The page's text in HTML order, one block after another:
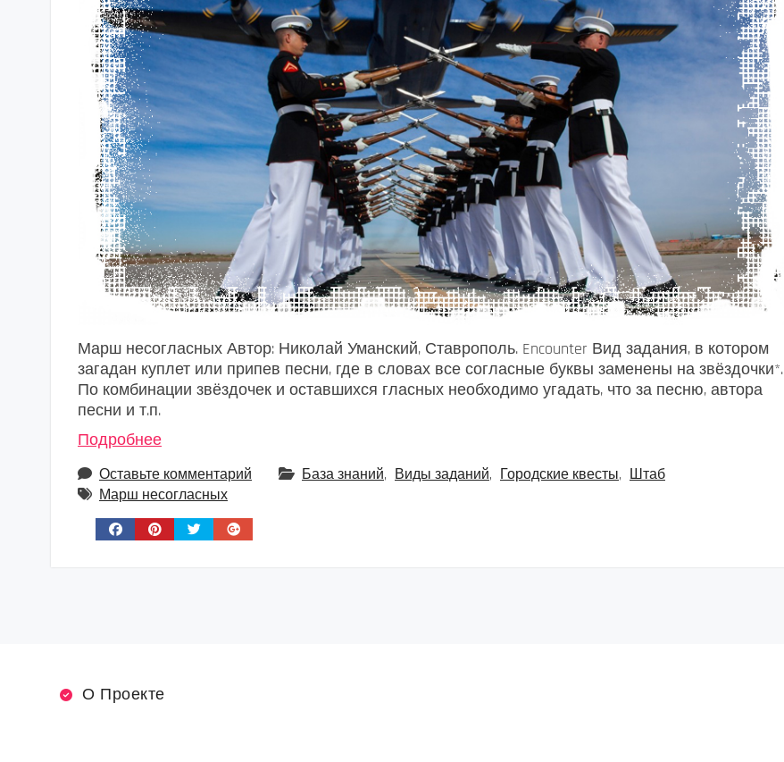
Марш несогласных Автор: Николай Уманский, Ставрополь. Encounter Вид задания, в котором
загадан куплет или припев песни, где в словах все согласные буквы заменены на звёздочки*.
По комбинации звёздочек и оставшихся гласных необходимо угадать, что за песню, автора
песни и т.п.
Подробнее
Оставьте комментарий База знаний, Виды заданий, Городские квесты, Штаб
Марш несогласных
О Проекте